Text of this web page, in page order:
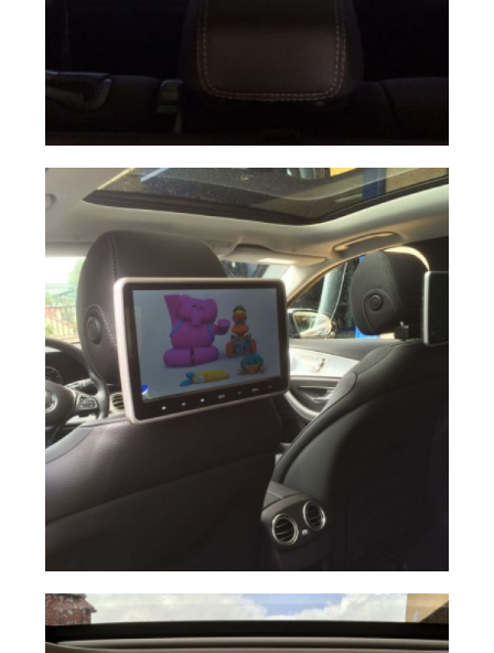
image Ampliar
image Ampliar